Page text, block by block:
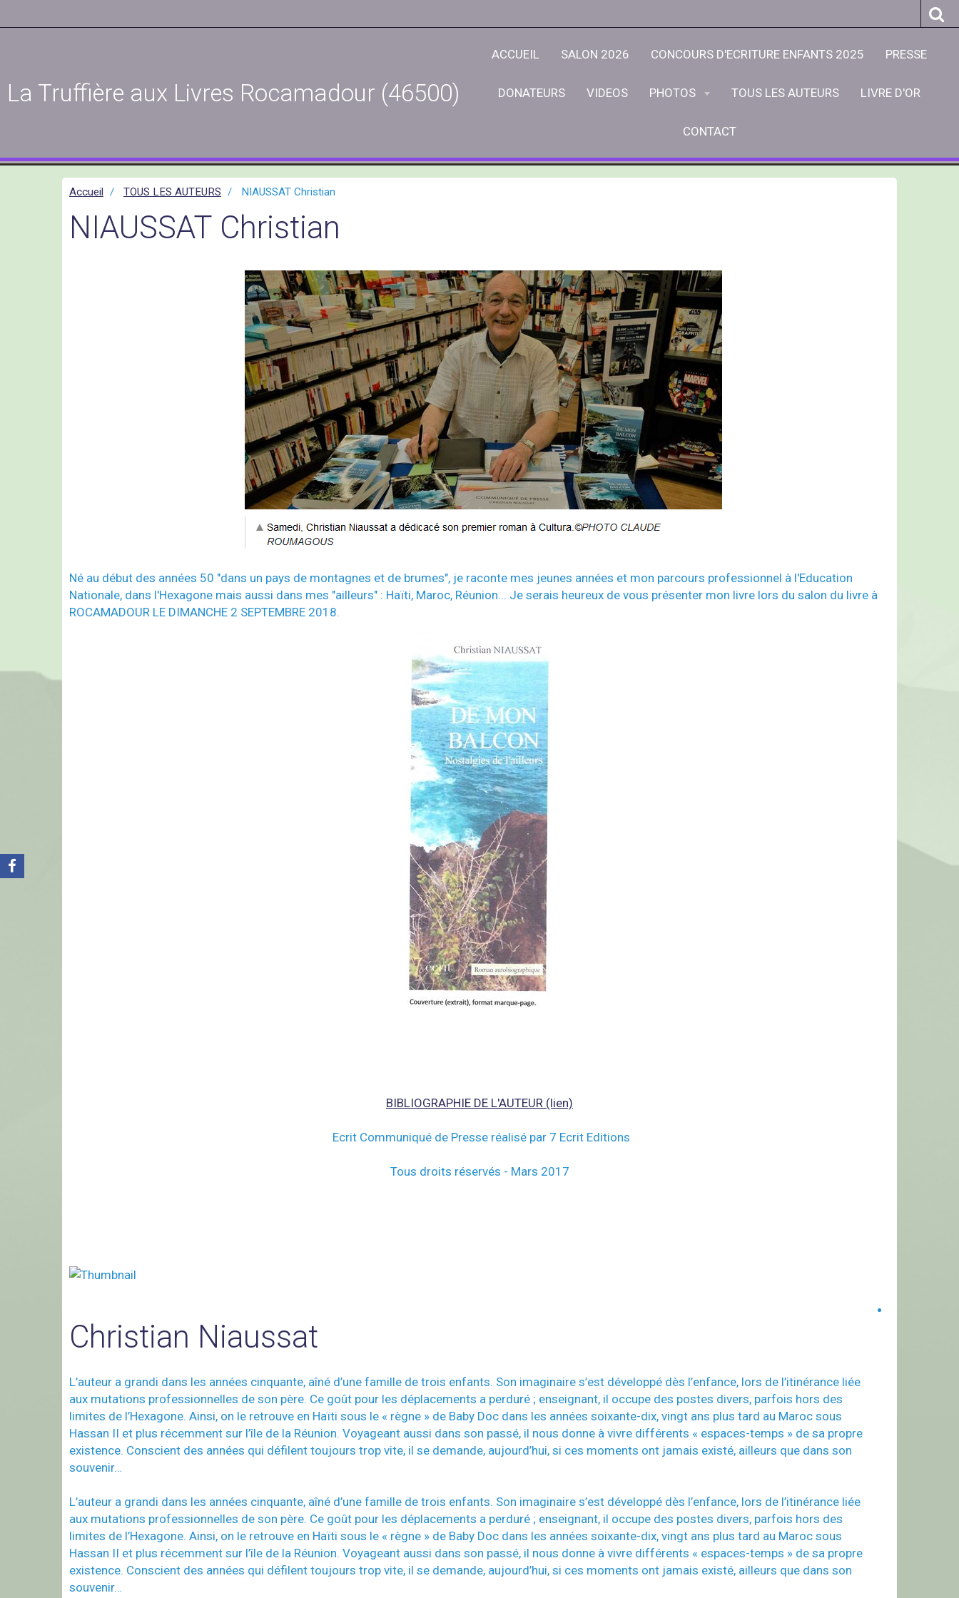
La Truffière aux Livres Rocamadour (46500)
ACCUEIL SALON 2026 CONCOURS D'ECRITURE ENFANTS 2025 PRESSE
DONATEURS VIDEOS PHOTOS TOUS LES AUTEURS LIVRE D'OR
CONTACT
Accueil TOUS LES AUTEURS NIAUSSAT Christian
NIAUSSAT Christian
Né au début des années 50 "dans un pays de montagnes et de brumes", je raconte mes jeunes années et mon parcours professionnel à l'Education
Nationale, dans l'Hexagone mais aussi dans mes "ailleurs" : Haïti, Maroc, Réunion... Je serais heureux de vous présenter mon livre lors du salon du livre à
ROCAMADOUR LE DIMANCHE 2 SEPTEMBRE 2018.
BIBLIOGRAPHIE DE L'AUTEUR (lien)
Ecrit Communiqué de Presse réalisé par 7 Ecrit Editions
Tous droits réservés - Mars 2017
Christian Niaussat
L’auteur a grandi dans les années cinquante, aîné d’une famille de trois enfants. Son imaginaire s’est développé dès l’enfance, lors de l’itinérance liée
aux mutations professionnelles de son père. Ce goût pour les déplacements a perduré ; enseignant, il occupe des postes divers, parfois hors des
limites de l’Hexagone. Ainsi, on le retrouve en Haïti sous le « règne » de Baby Doc dans les années soixante-dix, vingt ans plus tard au Maroc sous
Hassan II et plus récemment sur l’île de la Réunion. Voyageant aussi dans son passé, il nous donne à vivre différents « espaces-temps » de sa propre
existence. Conscient des années qui défilent toujours trop vite, il se demande, aujourd’hui, si ces moments ont jamais existé, ailleurs que dans son
souvenir…
L’auteur a grandi dans les années cinquante, aîné d’une famille de trois enfants. Son imaginaire s’est développé dès l’enfance, lors de l’itinérance liée
aux mutations professionnelles de son père. Ce goût pour les déplacements a perduré ; enseignant, il occupe des postes divers, parfois hors des
limites de l’Hexagone. Ainsi, on le retrouve en Haïti sous le « règne » de Baby Doc dans les années soixante-dix, vingt ans plus tard au Maroc sous
Hassan II et plus récemment sur l’île de la Réunion. Voyageant aussi dans son passé, il nous donne à vivre différents « espaces-temps » de sa propre
existence. Conscient des années qui défilent toujours trop vite, il se demande, aujourd’hui, si ces moments ont jamais existé, ailleurs que dans son
souvenir…